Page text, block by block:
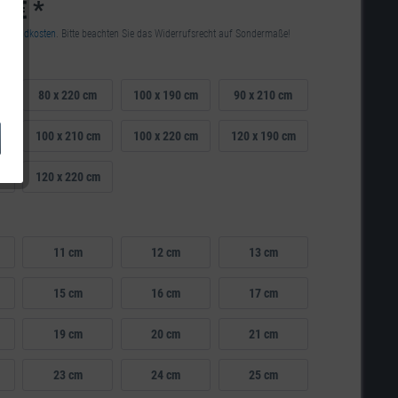
€ *
. Bitte beachten Sie das Widerrufsrecht auf Sondermaße!
80 x 220 cm 100 x 190 cm 90 x 210 cm
100 x 210 cm 100 x 220 cm 120 x 190 cm
120 x 220 cm
11 cm 12 cm 13 cm
15 cm 16 cm 17 cm
19 cm 20 cm 21 cm
23 cm 24 cm 25 cm